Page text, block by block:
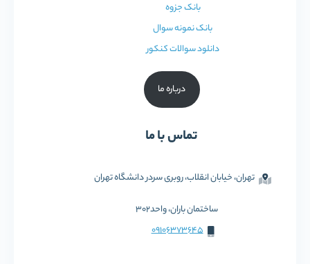
بانک جزوه
بانک نمونه سوال
دانلود سوالات کنکور
درباره ما
تماس با ما
تهران، خیابان انقلاب، روبری سردر دانشگاه تهران
ساختمان باران، واحد302
09106373645